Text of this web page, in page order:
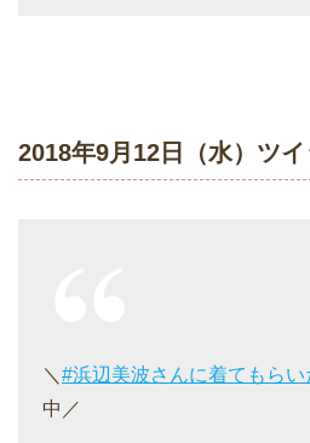
2018年9月12日（水）ツイ
＼ #浜辺美波さんに着てもらい
中／